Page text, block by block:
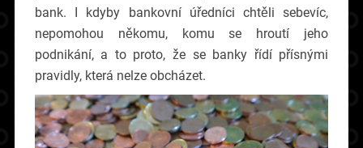
bank. I kdyby bankovní úředníci chtěli sebevíc,
nepomohou někomu, komu se hroutí jeho
podnikání, a to proto, že se banky řídí přísnými
pravidly, která nelze obcházet.